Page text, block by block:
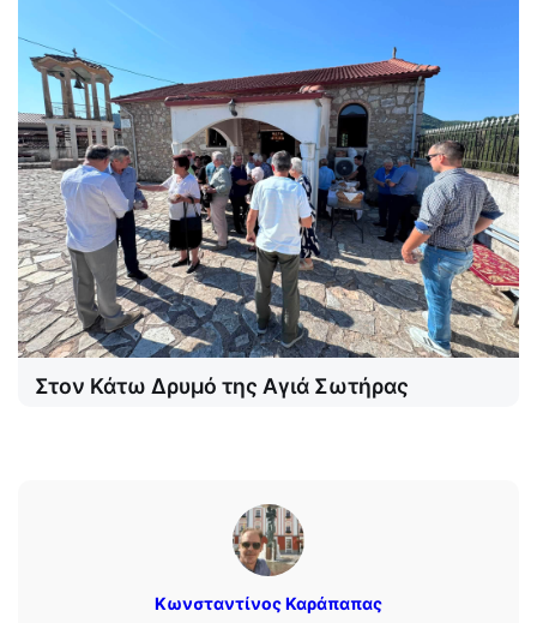
Στον Κάτω Δρυμό της Αγιά Σωτήρας
Κωνσταντίνος Καράπαπας